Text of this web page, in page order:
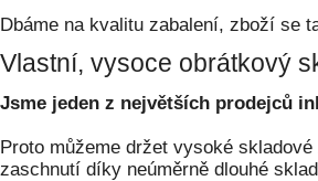
Dbáme na kvalitu zabalení, zboží se
Vlastní, vysoce obrátkový
Jsme jeden z největších prodejců
Proto můžeme držet vysoké
zaschnutí díky neúměrně dlouhé